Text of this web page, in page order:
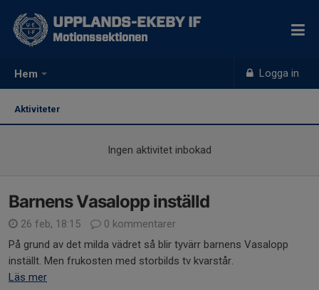
Hem Logga in
UPPLANDS-EKEBY IF
Motionssektionen
Aktiviteter
Ingen aktivitet inbokad
Barnens Vasalopp inställd
26 feb, 18:15
0 kommentarer
På grund av det milda vädret så blir tyvärr barnens Vasalopp
inställt. Men frukosten med storbilds tv kvarstår.
Läs mer